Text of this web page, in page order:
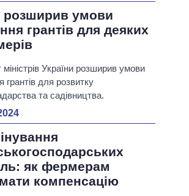
розширив умови
грантів для деяких
міністрів України розширив умови
грантів для розвитку
та садівництва.
як фермерам
компенсацію